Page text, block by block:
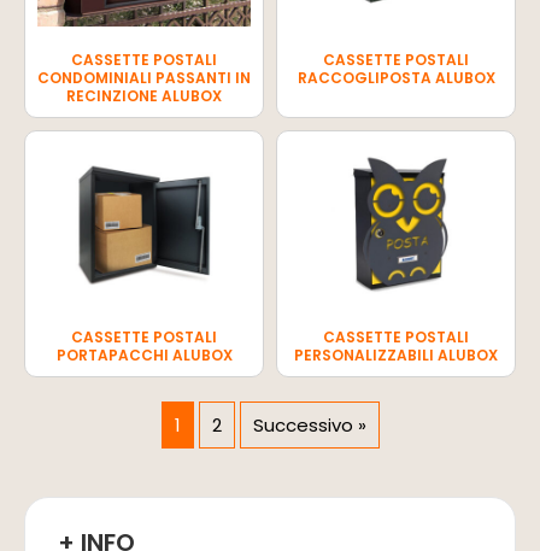
CASSETTE POSTALI
CONDOMINIALI PASSANTI IN
RECINZIONE ALUBOX
CASSETTE POSTALI
RACCOGLIPOSTA ALUBOX
CASSETTE POSTALI
PORTAPACCHI ALUBOX
CASSETTE POSTALI
PERSONALIZZABILI ALUBOX
1 2 Successivo »
+ INFO